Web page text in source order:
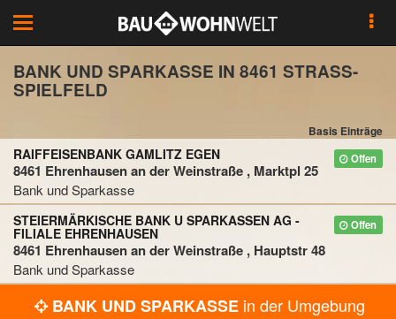
Toggle
navigation
BANK UND SPARKASSE IN 8461 STRASS-S
PIELFELD
Basis Einträge
Offen
RAIFFEISENBANK GAMLITZ EGEN
8461 Ehrenhausen an der Weinstraße , Marktpl 25
Bank und Sparkasse
Offen
STEIERMÄRKISCHE BANK U SPARKASSEN AG -
FILIALE EHRENHAUSEN
8461 Ehrenhausen an der Weinstraße , Hauptstr 48
Bank und Sparkasse
BANK UND SPARKASSE in der Umgebung